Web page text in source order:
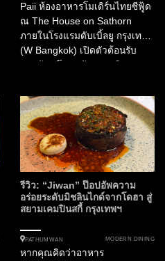
Paii ห้องอาหารโมเดิร์นไทยซีฟู้ด
ณ The House on Sathorn
ภายในโรงแรมดับเบิ้ลยู กรุงเทพฯ
(W Bangkok) เปิดตัวต้อนรับ
รีวิว: “Jiwan” ป๊อปอัพความ
อร่อยระดับมิชลินไกด์จากโดฮา สู่
สยามเคมปินสกี้ กรุงเทพฯ
PATHUMWAN MODERN DINING
หากคุณคิดว่าอาหาร